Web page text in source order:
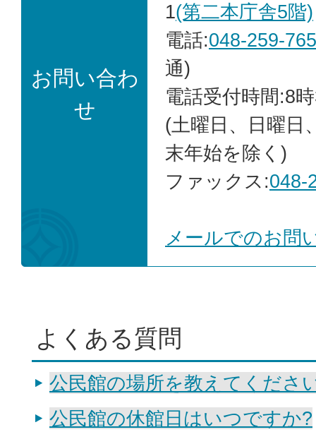
お問い合わ
せ
1(第二本庁舎5階)
電話:048-259-
通)
電話受付時間:8
(土曜日、日曜日
末年始を除く)
ファックス:048-
メールでのお問
よくある質問
公民館の場所を教えてくださ
公民館の休館日はいつですか?